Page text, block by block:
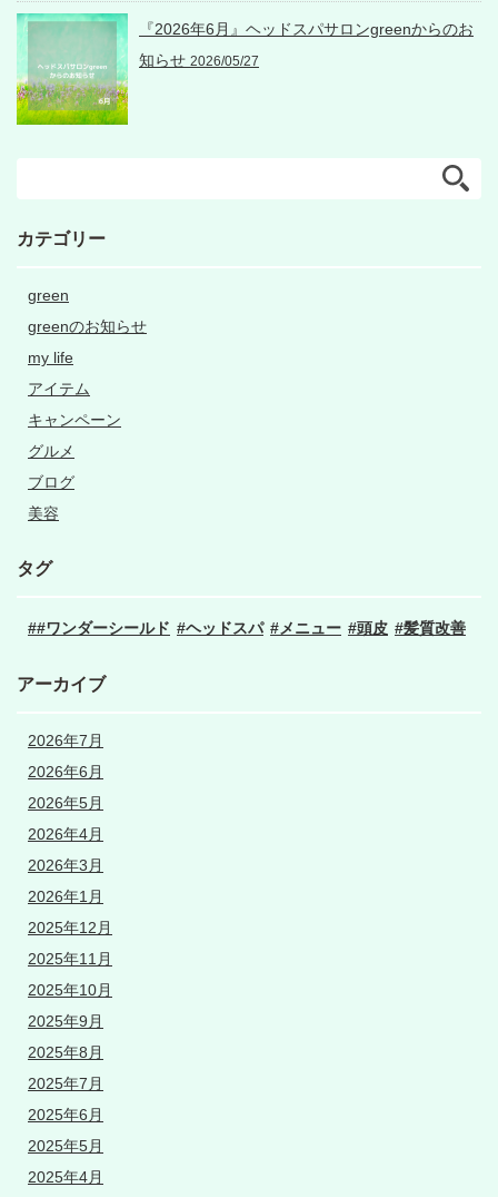
『2026年6月』ヘッドスパサロンgreenからのお
知らせ 2026/05/27
カテゴリー
green
greenのお知らせ
my life
アイテム
キャンペーン
グルメ
ブログ
美容
タグ
#ワンダーシールド ヘッドスパ メニュー 頭皮 髪質改善
アーカイブ
2026年7月
2026年6月
2026年5月
2026年4月
2026年3月
2026年1月
2025年12月
2025年11月
2025年10月
2025年9月
2025年8月
2025年7月
2025年6月
2025年5月
2025年4月